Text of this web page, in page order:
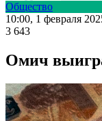
Общество
10:00, 1 февраля
3 643
Омич